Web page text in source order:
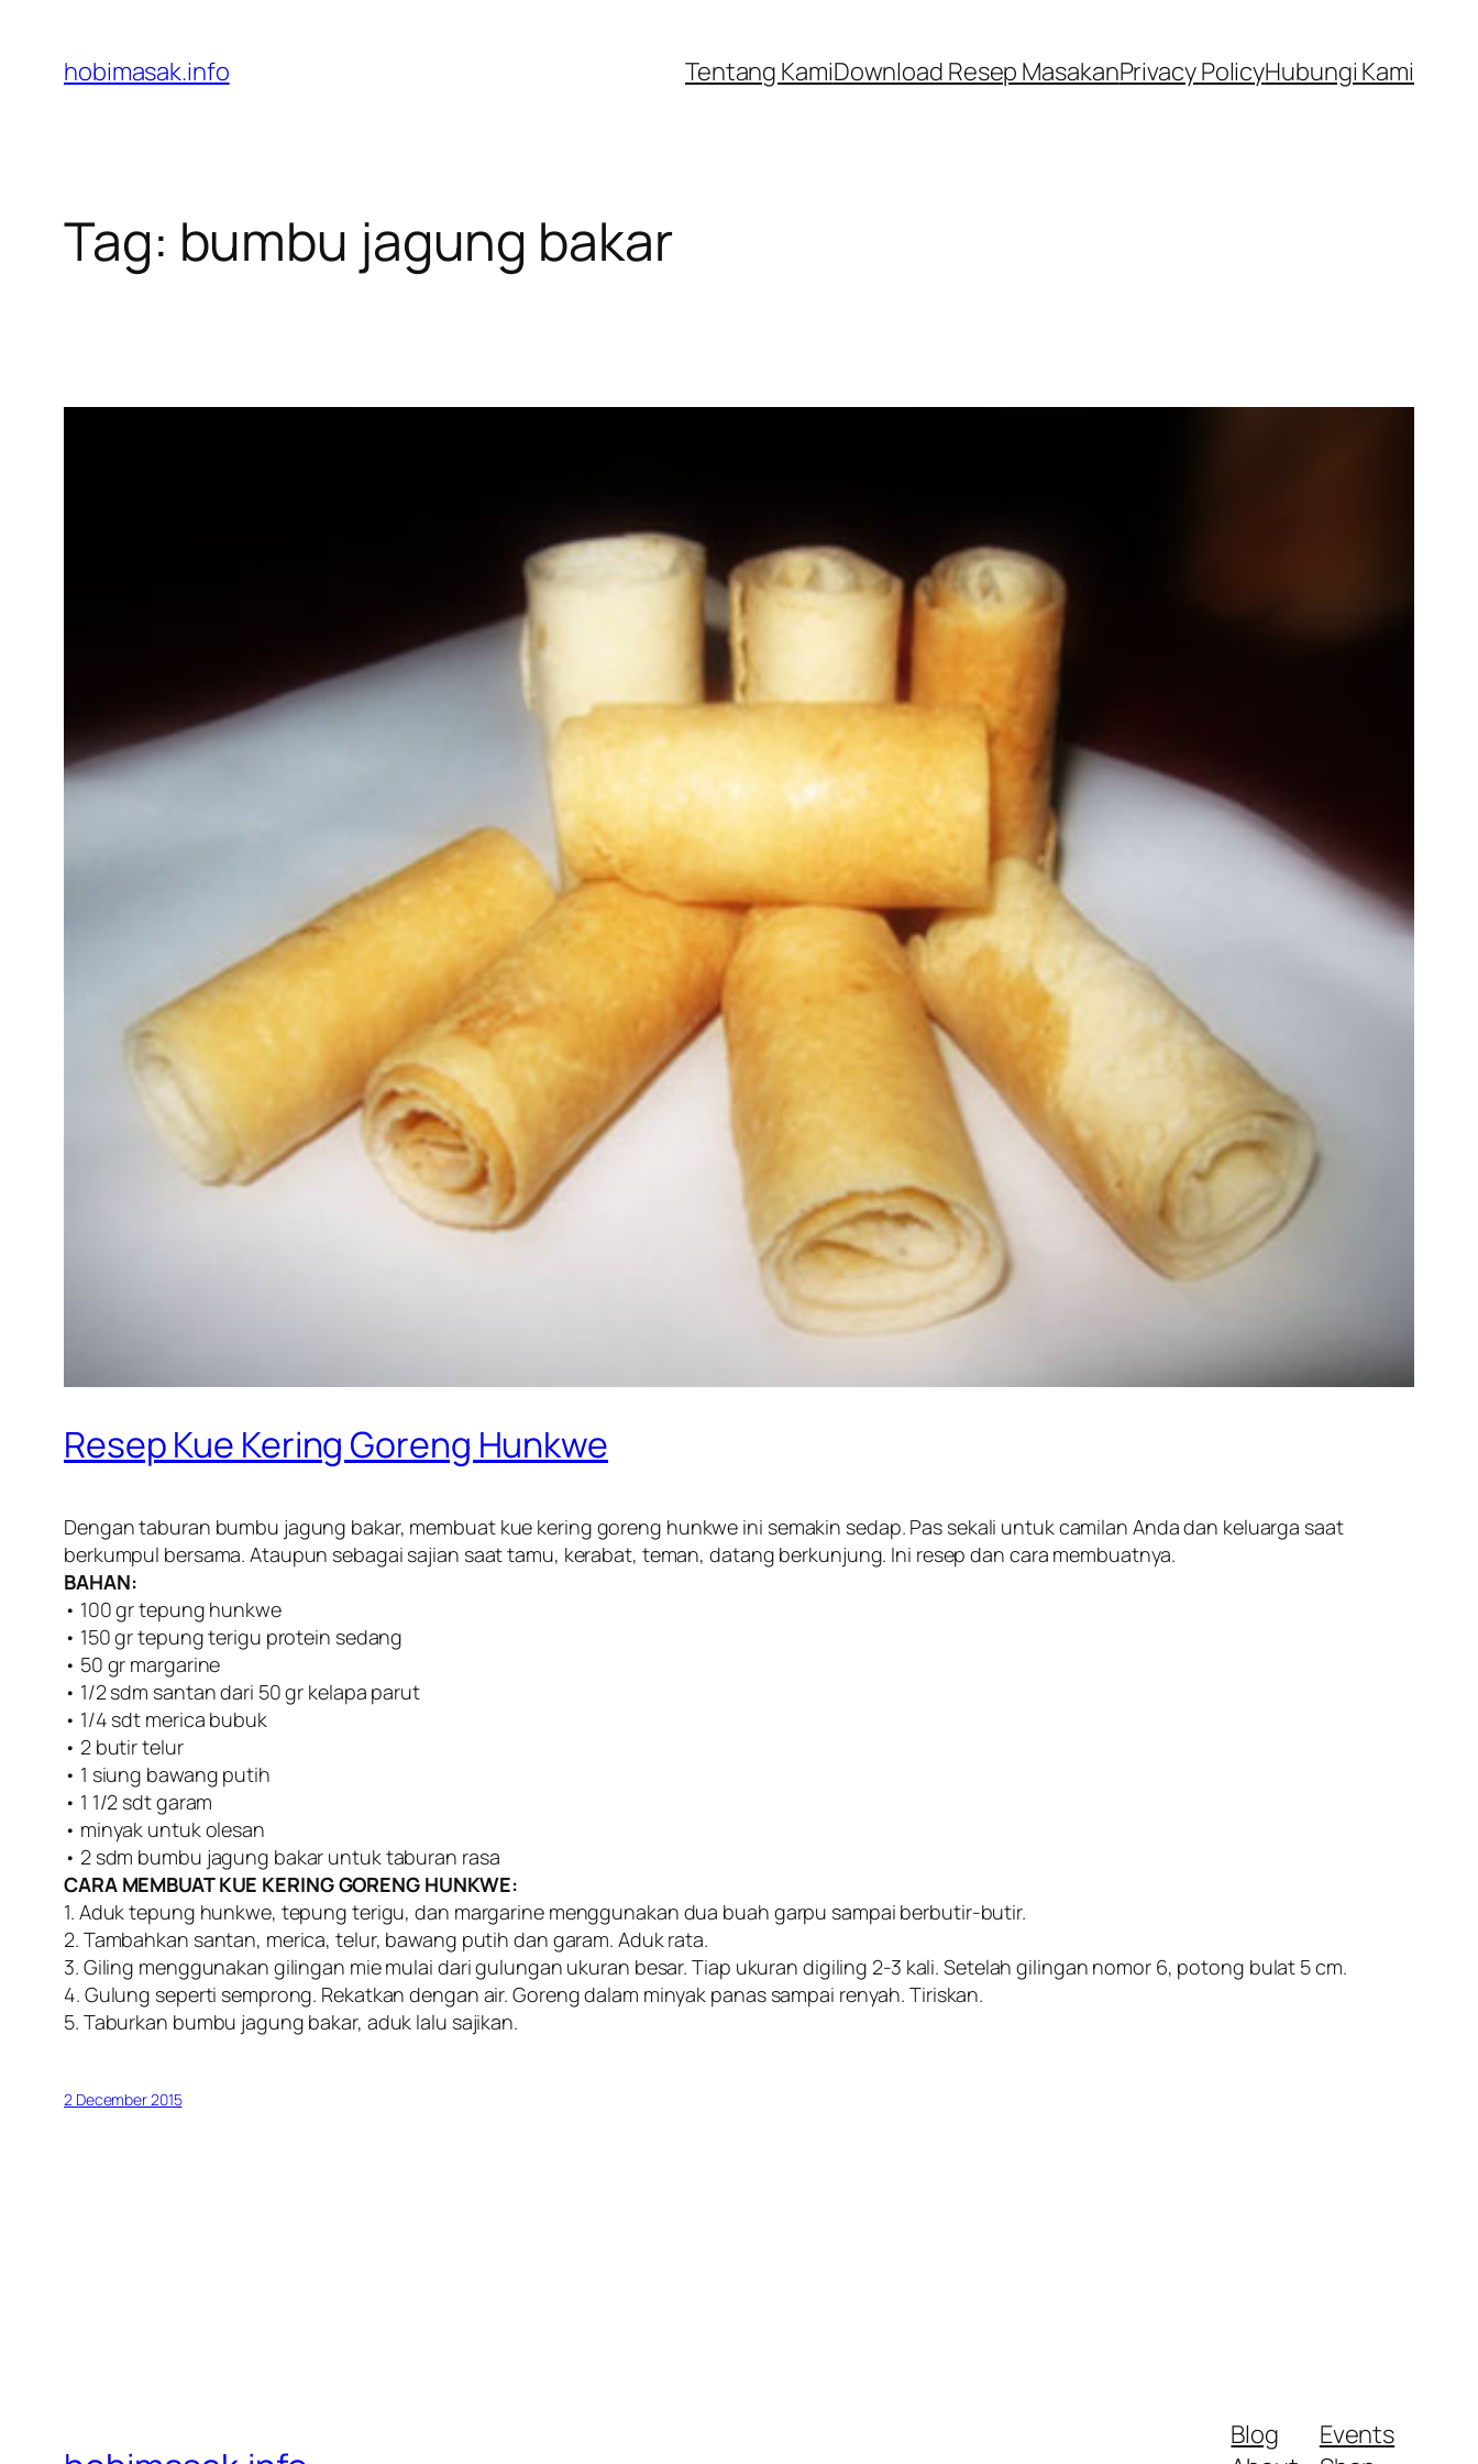
content
hobimasak.info Tentang KamiDownload Resep MasakanPrivacy PolicyHubungi Kami
Tag: bumbu jagung bakar
Resep Kue Kering Goreng Hunkwe
Dengan taburan bumbu jagung bakar, membuat kue kering goreng hunkwe ini semakin sedap. Pas sekali untuk camilan Anda dan keluarga saat
berkumpul bersama. Ataupun sebagai sajian saat tamu, kerabat, teman, datang berkunjung. Ini resep dan cara membuatnya.
BAHAN:
• 100 gr tepung hunkwe
• 150 gr tepung terigu protein sedang
• 50 gr margarine
• 1/2 sdm santan dari 50 gr kelapa parut
• 1/4 sdt merica bubuk
• 2 butir telur
• 1 siung bawang putih
• 1 1/2 sdt garam
• minyak untuk olesan
• 2 sdm bumbu jagung bakar untuk taburan rasa
CARA MEMBUAT KUE KERING GORENG HUNKWE:
1. Aduk tepung hunkwe, tepung terigu, dan margarine menggunakan dua buah garpu sampai berbutir-butir.
2. Tambahkan santan, merica, telur, bawang putih dan garam. Aduk rata.
3. Giling menggunakan gilingan mie mulai dari gulungan ukuran besar. Tiap ukuran digiling 2-3 kali. Setelah gilingan nomor 6, potong bulat 5 cm.
4. Gulung seperti semprong. Rekatkan dengan air. Goreng dalam minyak panas sampai renyah. Tiriskan.
5. Taburkan bumbu jagung bakar, aduk lalu sajikan.
2 December 2015
Blog
Events